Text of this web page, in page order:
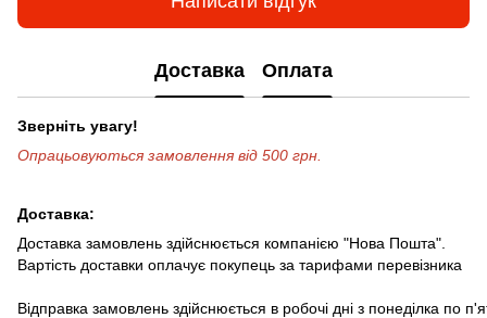
Доставка Оплата
Зверніть увагу!
Опрацьовуються замовлення від 500 грн.
Доставка:
Доставка замовлень здійснюється компанією "Нова Пошта".
Вартість доставки оплачує покупець за тарифами перевізника
Відправка замовлень здійснюється в робочі дні з понеділка по